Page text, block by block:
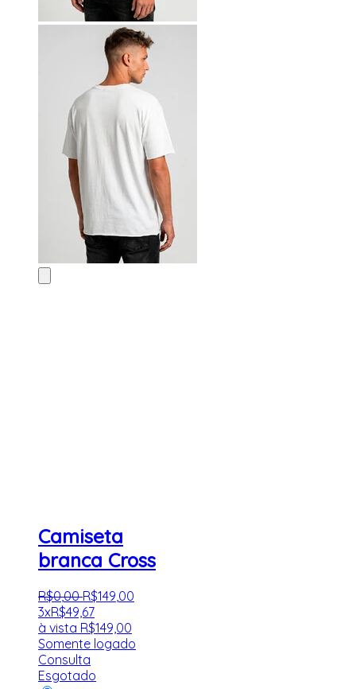
Camiseta
branca Cross
R$0,00 R$149 00
3xR$49,67
à vista R$149,00
Somente logado
Consulta
Esgotado